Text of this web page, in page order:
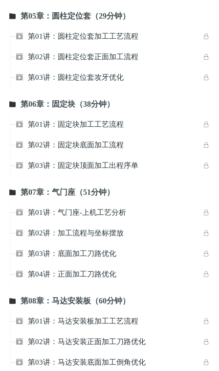
 第05章：圆柱定位套（29分钟）

 第01讲：圆柱定位套加工工艺流程

 第02讲：圆柱定位套正面加工流程

 第03讲：圆柱定位套攻牙优化
 第06章：固定块（38分钟）

 第01讲：固定块加工工艺流程

 第02讲：固定块底面加工流程

 第03讲：固定块顶面加工出程序单
 第07章：气门座（51分钟）

 第01讲：气门座-上机工艺分析

 第02讲：加工流程与坐标摆放

 第03讲：底面加工刀路优化

 第04讲：正面加工刀路优化
 第08章：马达安装板（60分钟）

 第01讲：马达安装板加工工艺流程

 第02讲：马达安装正面加工刀路优化

 第03讲：马达安装底面加工倒角优化